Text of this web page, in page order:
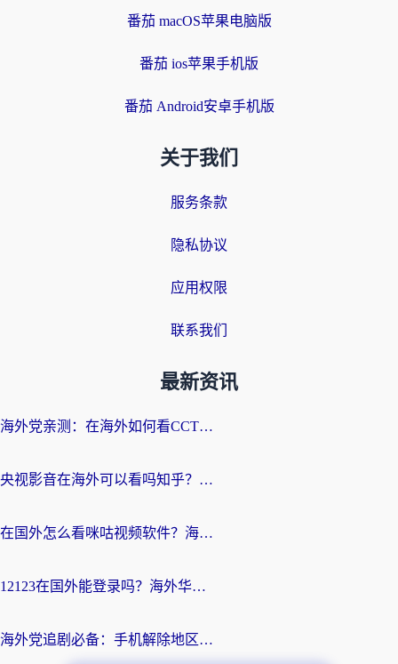
番茄 macOS苹果电脑版
番茄 ios苹果手机版
番茄 Android安卓手机版
关于我们
服务条款
隐私协议
应用权限
联系我们
最新资讯
海外党亲测：在海外如何看CCTV？告别“仅限大陆播放”的实用指南
央视影音在海外可以看吗知乎？留学生亲测：3步解决地域限制+追剧自由
在国外怎么看咪咕视频软件？海外党亲测有效的回国加速方案
12123在国外能登录吗？海外华人必看的回国加速实用指南
海外党追剧必备：手机解除地区限制app怎么选？解决央视视频&国内剧地区限制全指南